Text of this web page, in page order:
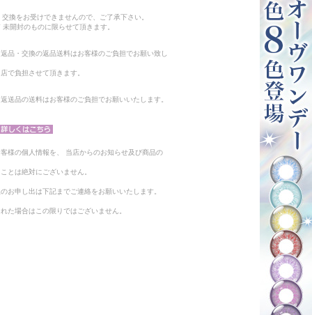
換をお受けできませんので、ご了承下さい。
開封のものに限らせて頂きます。
品・交換の返品送料はお客様のご負担でお願い致し
で負担させて頂きます。
送品の送料はお客様のご負担でお願いいたします。
様の個人情報を、 当店からのお知らせ及び商品の
とは絶対にございません。
お申し出は下記までご連絡をお願いいたします。
た場合はこの限りではございません。